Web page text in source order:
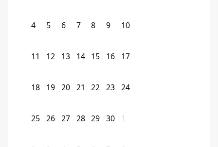
4 5 6 7 8 9 10
11 12 13 14 15 16 17
18 19 20 21 22 23 24
25 26 27 28 29 30 1